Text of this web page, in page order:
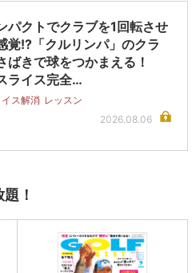
パクトでクラブを1回転させ
覚!?「クルリンパ」のクラ
ばきで球をつかまえる！
ライス完全…
イス解消 レッスン
2026.08.06
！